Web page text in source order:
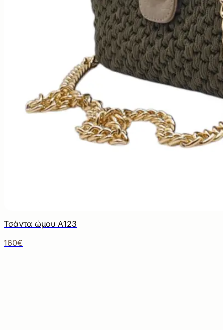
Τσάντα ώμου Α123
160€